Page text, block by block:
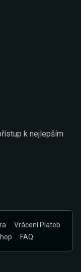
k nejlepším
Vrácení Plateb
FAQ